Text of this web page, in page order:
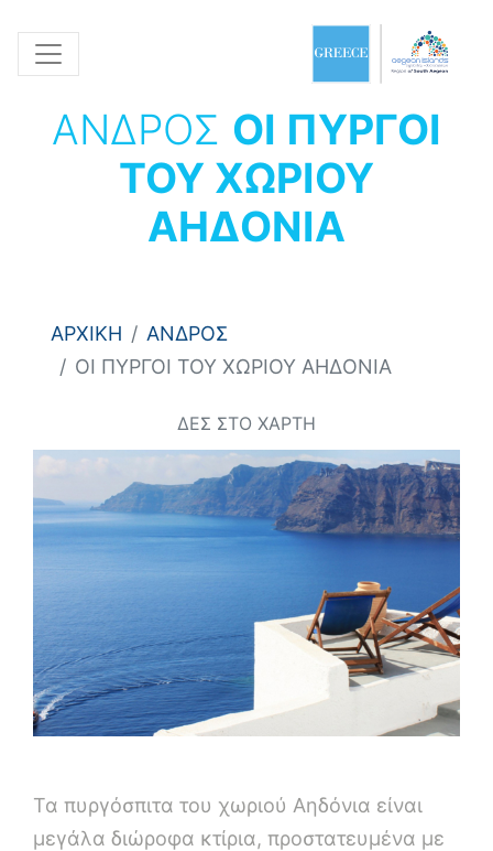
ΑΝΔΡΟΣ ΟΙ ΠΥΡΓΟΙ
ΤΟΥ ΧΩΡΙΟΥ
ΑΗΔΟΝΙΑ
ΑΡΧΙΚΗ
ΑΝΔΡΟΣ
ΟΙ ΠΥΡΓΟΙ ΤΟΥ ΧΩΡΙΟΥ ΑΗΔΟΝΙΑ
ΔΕΣ ΣΤΟ ΧΑΡΤΗ
Τα πυργόσπιτα του χωριού Αηδόνια είναι
μεγάλα διώροφα κτίρια, προστατευμένα με